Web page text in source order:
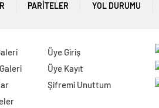
PARITELER YOL DURUMU
Üye Giriş
Üye Kayıt
Şifremi Unuttum